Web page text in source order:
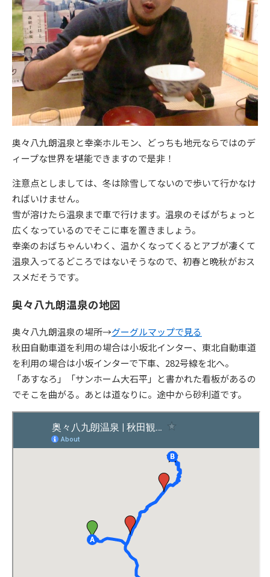
奥々八九朗温泉と幸楽ホルモン、どっちも地元ならではのデ
ィープな世界を堪能できますので是非！
注意点としましては、冬は除雪してないので歩いて行かなけ
ればいけません。
雪が溶けたら温泉まで車で行けます。温泉のそばがちょっと
広くなっているのでそこに車を置きましょう。
幸楽のおばちゃんいわく、温かくなってくるとアブが凄くて
温泉入ってるどころではないそうなので、初春と晩秋がおス
スメだそうです。
奥々八九朗温泉の地図
奥々八九朗温泉の場所→グーグルマップで見る
秋田自動車道を利用の場合は小坂北インター、東北自動車道
を利用の場合は小坂インターで下車、282号線を北へ。
「あすなろ」「サンホーム大石平」と書かれた看板があるの
でそこを曲がる。あとは道なりに。途中から砂利道です。